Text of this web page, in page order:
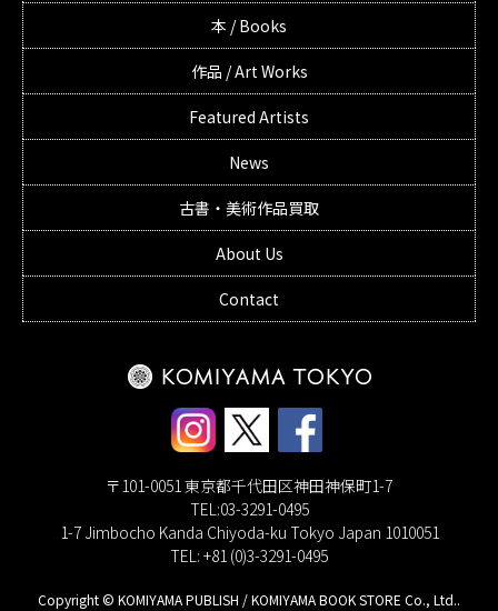
本 / Books
作品 / Art Works
Featured Artists
News
古書・美術作品買取
About Us
Contact
〒101-0051 東京都千代田区神田神保町1-7
TEL:03-3291-0495
1-7 Jimbocho Kanda Chiyoda-ku Tokyo Japan 1010051
TEL: +81 (0)3-3291-0495
Copyright © KOMIYAMA PUBLISH / KOMIYAMA BOOK STORE Co., Ltd..